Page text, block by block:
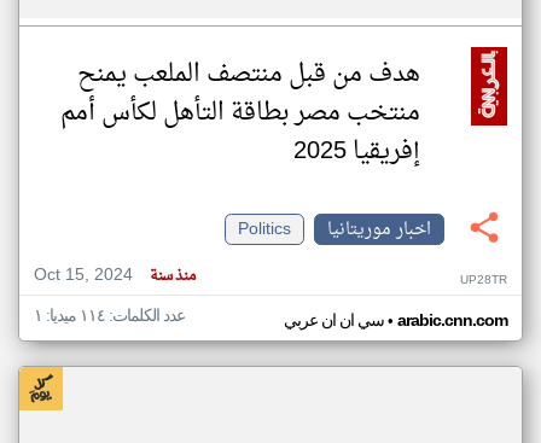
هدف من قبل منتصف الملعب يمنح
منتخب مصر بطاقة التأهل لكأس أمم
إفريقيا 2025
اخبار موريتانيا
Politics
Oct 15, 2024
منذ سنة UP28TR
سي ان ان عربي• arabic.cnn.com عدد الكلمات: ١١٤ ميديا: ١